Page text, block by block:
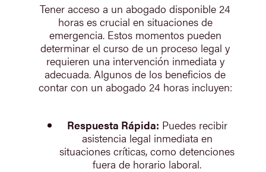
Tener acceso a un abogado disponible 24
horas es crucial en situaciones de
emergencia. Estos momentos pueden
determinar el curso de un proceso legal y
requieren una intervención inmediata y
adecuada. Algunos de los beneficios de
contar con un abogado 24 horas incluyen:
Respuesta Rápida: Puedes recibir
asistencia legal inmediata en
situaciones críticas, como detenciones
fuera de horario laboral.